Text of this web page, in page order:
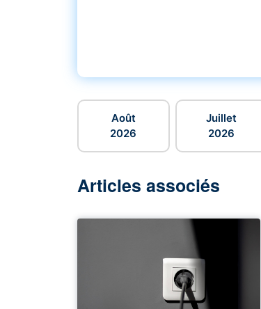
Août
2026
Juillet
2026
Articles associés